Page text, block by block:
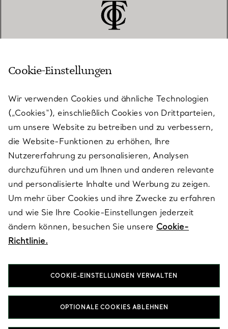
KUNDENSERVICE
SERVICES
ÜBER TIFFANY & CO.
RECHTLICHE HINWEISE
FOLGEN SIE UNS
T&Co. 2026
Cookie-Einstellungen
Wir verwenden Cookies und ähnliche Technologien
(„Cookies“), einschließlich Cookies von Drittparteien,
um unsere Website zu betreiben und zu verbessern,
die Website-Funktionen zu erhöhen, Ihre
Nutzererfahrung zu personalisieren, Analysen
durchzuführen und um Ihnen und anderen relevante
und personalisierte Inhalte und Werbung zu zeigen.
Um mehr über Cookies und ihre Zwecke zu erfahren
und wie Sie Ihre Cookie-Einstellungen jederzeit
ändern können, besuchen Sie unsere Cookie-
Richtlinie.
COOKIE-EINSTELLUNGEN VERWALTEN
OPTIONALE COOKIES ABLEHNEN